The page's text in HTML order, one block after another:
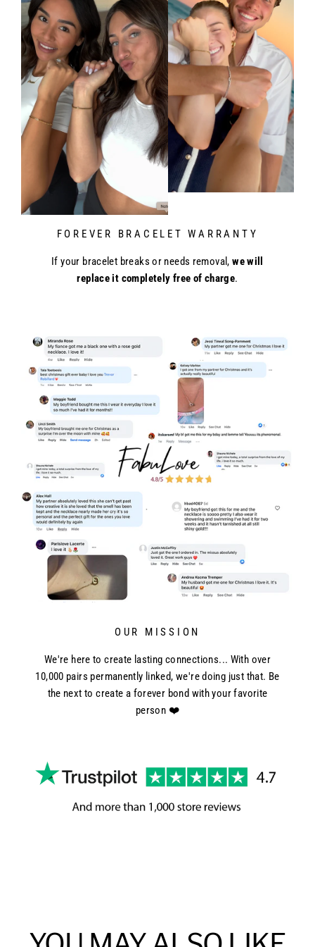
FOREVER BRACELET WARRANTY
If your bracelet breaks or needs removal,we will
replace it completely free of charge.
OUR MISSION
We're here to create lasting connections... With over
10,000 pairs permanently linked, we're doing just that. Be
the next to create a forever bond with your favorite
person ❤️